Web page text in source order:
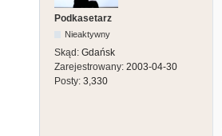
Podkasetarz
Nieaktywny
Skąd: Gdańsk
Zarejestrowany: 2003-04-30
Posty: 3,330